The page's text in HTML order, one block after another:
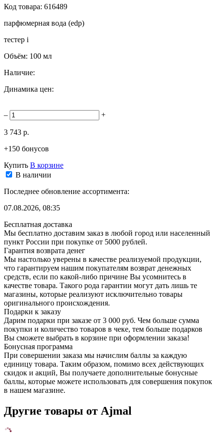
Код товара: 616489
парфюмерная вода (edp)
тестер i
Объём: 100 мл
Наличие:
Динамика цен:
– +
3 743 р.
+150 бонусов
Купить В корзине
В наличии
Последнее обновление ассортимента:
07.08.2026, 08:35
Бесплатная доставка
Мы бесплатно доставим заказ в любой город или населенный
пункт России при покупке от 5000 рублей.
Гарантия возврата денег
Мы настолько уверены в качестве реализуемой продукции,
что гарантируем нашим покупателям возврат денежных
средств, если по какой-либо причине Вы усомнитесь в
качестве товара. Такого рода гарантии могут дать лишь те
магазины, которые реализуют исключительно товары
оригинального происхождения.
Подарки к заказу
Дарим подарки при заказе от 3 000 руб. Чем больше сумма
покупки и количество товаров в чеке, тем больше подарков
Вы сможете выбрать в корзине при оформлении заказа!
Бонусная программа
При совершении заказа мы начислим баллы за каждую
единицу товара. Таким образом, помимо всех действующих
скидок и акций, Вы получаете дополнительные бонусные
баллы, которые можете использовать для совершения покупок
в нашем магазине.
Другие товары от Ajmal